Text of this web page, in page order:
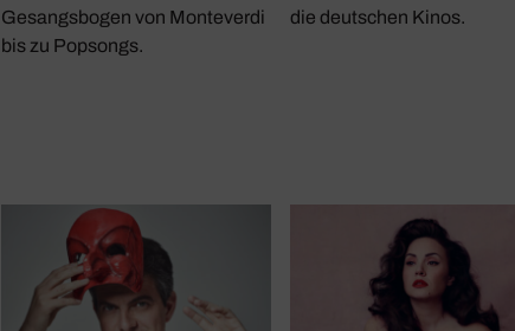
Gesangsbogen von Monteverdi
bis zu Popsongs.
die deutschen Kinos.